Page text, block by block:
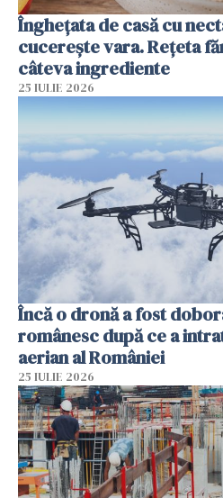
Înghețata de casă cu
cucerește vara. Rețeta
câteva ingrediente
25 IULIE 2026
Încă o dronă a fost
românesc după ce a
aerian al României
25 IULIE 2026